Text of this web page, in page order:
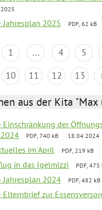
2025 PDF, 62 kB
1 ... 4 5
10 11 12 13
aus der Kita
der
PDF, 740 kB 18.04.2024
im April PDF, 219 kB
in das Igelmizzi PDF, 475
2024 PDF, 482 kB
zur